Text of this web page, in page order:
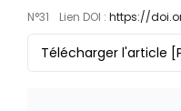
N°31
Lien DOI : https://
Télécharger l'article